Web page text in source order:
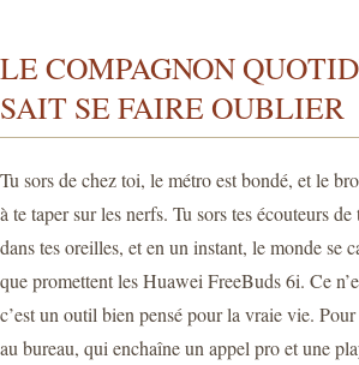
LE COMPAGNON
SAIT SE FAIRE OUBLIER
Tu sors de chez toi, le métro est bondé, et le
à te taper sur les nerfs. Tu sors tes écouteurs
dans tes oreilles, et en un instant, le monde se
que promettent les Huawei FreeBuds 6i. Ce
c’est un outil bien pensé pour la vraie vie.
au bureau, qui enchaîne un appel pro et une